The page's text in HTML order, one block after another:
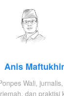
Anis
Wali,
dan praktisi